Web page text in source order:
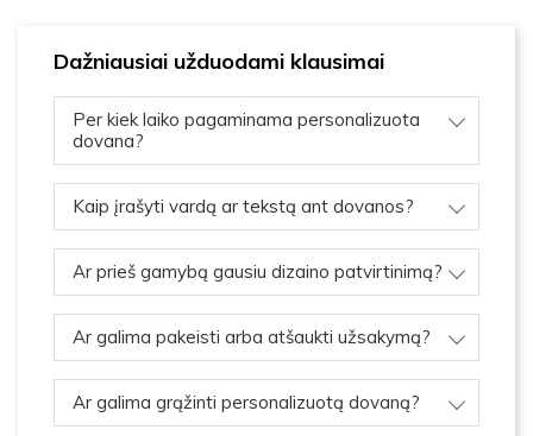
Dažniausiai užduodami klausimai
Per kiek laiko pagaminama personalizuota
dovana?
Kaip įrašyti vardą ar tekstą ant dovanos?
Ar prieš gamybą gausiu dizaino patvirtinimą?
Ar galima pakeisti arba atšaukti užsakymą?
Ar galima grąžinti personalizuotą dovaną?